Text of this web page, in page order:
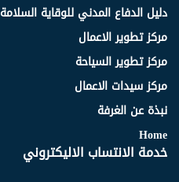
دليل الدفاع المدني للوقاية السلامة
مركز تطوير الاعمال
مركز تطوير السياحة
مركز سيدات الاعمال
نبذة عن الغرفة
Home
خدمة الانتساب الاليكتروني